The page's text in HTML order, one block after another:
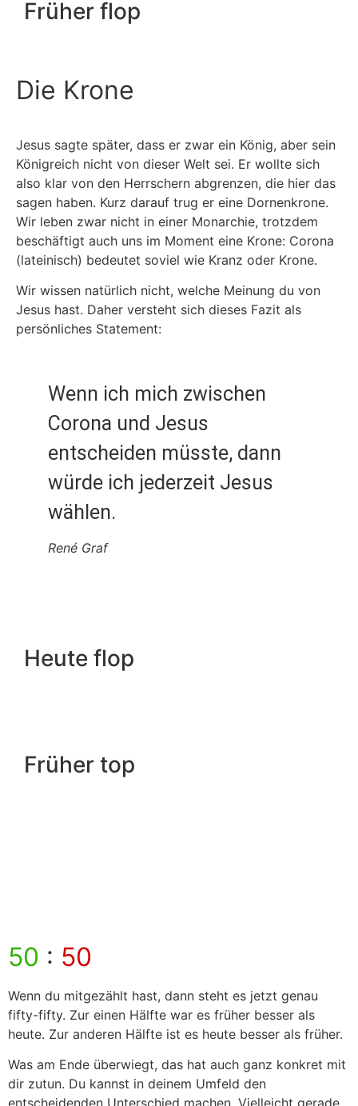
Früher flop
Die Krone
Jesus sagte später, dass er zwar ein König, aber sein
Königreich nicht von dieser Welt sei. Er wollte sich
also klar von den Herrschern abgrenzen, die hier das
sagen haben. Kurz darauf trug er eine Dornenkrone.
Wir leben zwar nicht in einer Monarchie, trotzdem
beschäftigt auch uns im Moment eine Krone: Corona
(lateinisch) bedeutet soviel wie Kranz oder Krone.
Wir wissen natürlich nicht, welche Meinung du von
Jesus hast. Daher versteht sich dieses Fazit als
persönliches Statement:
Wenn ich mich zwischen
Corona und Jesus
entscheiden müsste, dann
würde ich jederzeit Jesus
wählen.
René Graf
Heute flop
Früher top
50 : 50
Wenn du mitgezählt hast, dann steht es jetzt genau
fifty-fifty. Zur einen Hälfte war es früher besser als
heute. Zur anderen Hälfte ist es heute besser als früher.
Was am Ende überwiegt, das hat auch ganz konkret mit
dir zutun. Du kannst in deinem Umfeld den